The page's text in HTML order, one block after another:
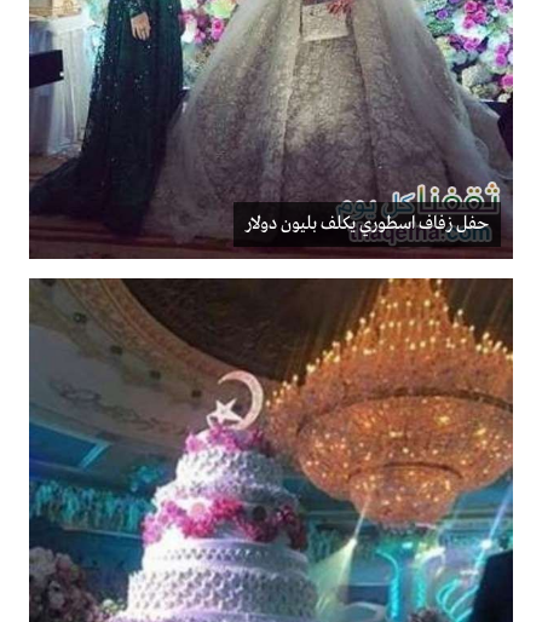
حفل زفاف اسطوري يكلف بليون دولار